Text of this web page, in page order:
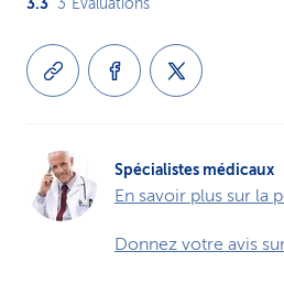
3 Evaluations
Spécialistes médicaux
En savoir plus sur la
Donnez votre avis